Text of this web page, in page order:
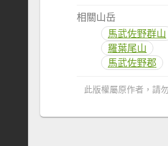
相關山岳
馬武佐野群山
羅葉尾山
馬武佐野郡
此版權屬原作者，請